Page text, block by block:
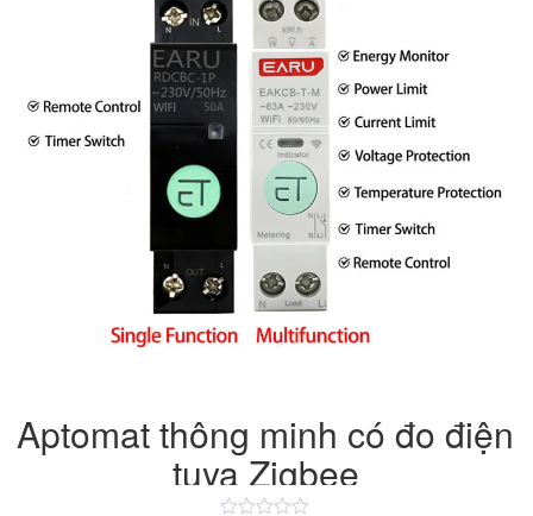
Aptomat thông minh có đo điện
tuya Zigbee